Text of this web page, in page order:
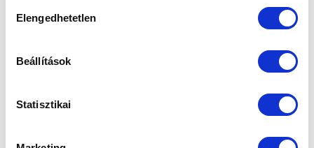
kiválasztása
Elengedhetetlen
Beállítások
Statisztikai